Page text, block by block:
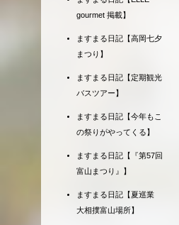
gourmet 掲載】
ますまる日記【高岡七夕
まつり】
ますまる日記【定期観光
バスツアー】
ますまる日記【今年もこ
の祭りがやってくる】
ますまる日記【『第57回
富山まつり』】
ますまる日記【夏巡業
大相撲富山場所】